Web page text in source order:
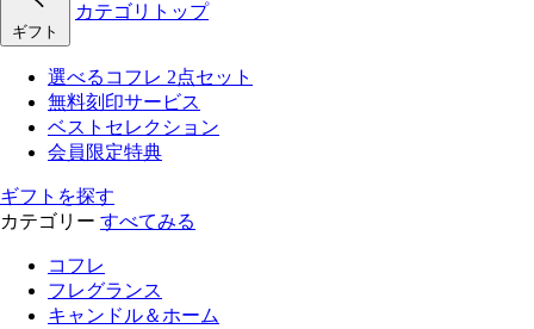
ギフト
カテゴリトップ
選べるコフレ 2点セット
無料刻印サービス
ベストセレクション
会員限定特典
ギフトを探す
カテゴリー すべてみる
コフレ
フレグランス
キャンドル＆ホーム